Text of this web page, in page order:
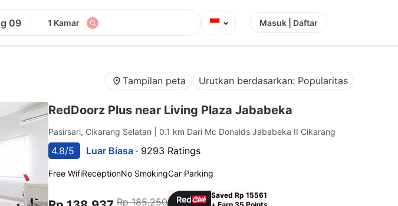
09 1 Kamar ⌄ Masuk | Daftar
Tampilan peta Urutkan berdasarkan: Popularitas
RedDoorz Plus near Living Plaza Jababeka
Pasirsari, Cikarang Selatan | 0.1 km Dari Mc Donalds Jababeka II Cikarang
4.8/5 Luar Biasa · 9293 Ratings
Free WifiReceptionNo SmokingCar Parking
Rp 185,250
Saved Rp 15561